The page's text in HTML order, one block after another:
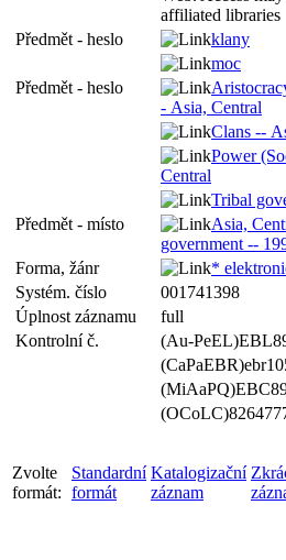
affiliated libraries
Předmět - heslo
klany
moc
Předmět - heslo
- Asia, Central
Clans --
Power
Central
Tribal
Předmět - místo
Asia,
government --
Forma, žánr
*
Systém. číslo
001741398
Úplnost záznamu
full
Kontrolní č.
(Au-
Zvolte
formát:
Standardní
formát
Katalogizační
záznam